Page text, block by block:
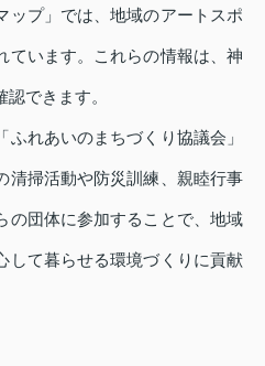
ップ」では、地域のアートスポ
ています。これらの情報は、神
できます。
れあいのまちづくり協議会」
清掃活動や防災訓練、親睦行事
の団体に参加することで、地域
して暮らせる環境づくりに貢献